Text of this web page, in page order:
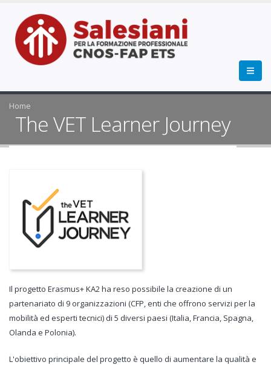
Home
The VET Learner Journey
Il progetto Erasmus+ KA2 ha reso possibile la creazione di un
partenariato di 9 organizzazioni (CFP, enti che offrono servizi per la
mobilità ed esperti tecnici) di 5 diversi paesi (Italia, Francia, Spagna,
Olanda e Polonia).
L'obiettivo principale del progetto è quello di aumentare la qualità e